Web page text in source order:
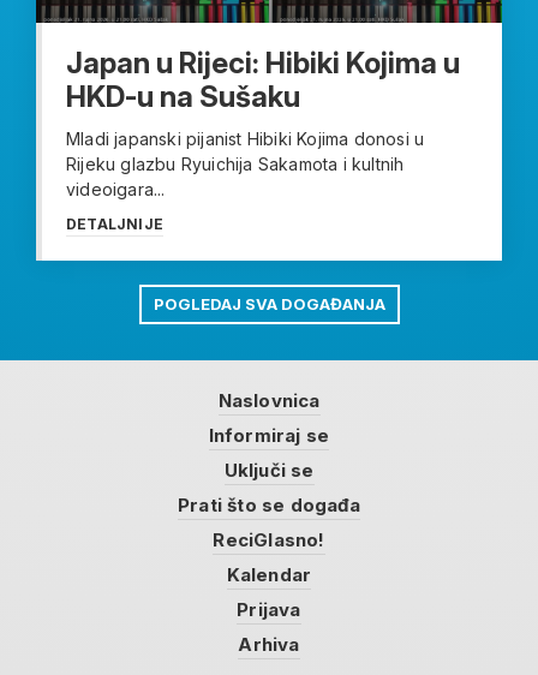
Japan u Rijeci: Hibiki Kojima u
HKD-u na Sušaku
Mladi japanski pijanist Hibiki Kojima donosi u
Rijeku glazbu Ryuichija Sakamota i kultnih
videoigara...
DETALJNIJE
POGLEDAJ SVA DOGAĐANJA
Naslovnica
Informiraj se
Uključi se
Prati što se događa
ReciGlasno!
Kalendar
Prijava
Arhiva